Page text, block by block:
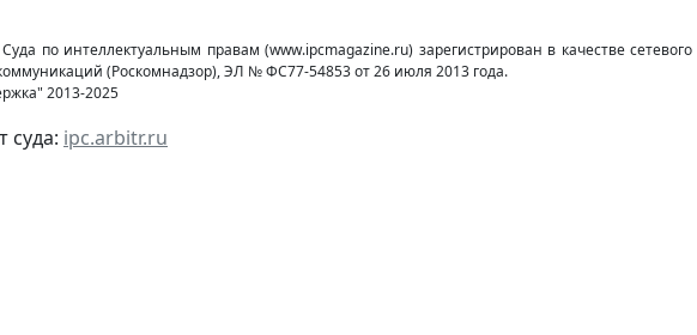
по интеллектуальным правам (www.ipcmagazine.ru) зарегистрирован в качестве
(Роcкомнадзор), ЭЛ № ФС77-54853 от 26 июля 2013 года.
2013-2025
суда: ipc.arbitr.ru